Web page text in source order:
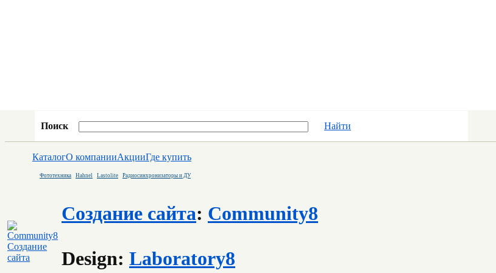
Поиск Найти
КаталогО компанииАкцииГде купить
Фототехника Hahnel Lastolite Радиосинхронизаторы и ДУ
Создание сайта: Community8
Design: Laboratory8